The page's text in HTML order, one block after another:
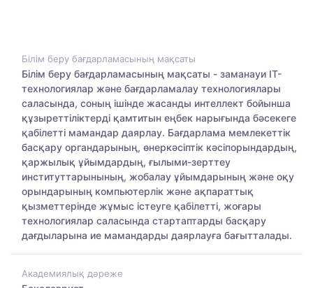
Білім беру бағдарламасының мақсаты
Білім беру бағдарламасының мақсаты - заманауи IT-
технологиялар және бағдарламалау технологиялары
саласында, соның ішінде жасанды интеллект бойынша
құзыреттіліктерді қамтитын еңбек нарығында бәсекеге
қабілетті мамандар даярлау. Бағдарлама мемлекеттік
басқару органдарының, өнеркәсіптік кәсіпорындардың,
қаржылық ұйымдардың, ғылыми-зерттеу
институттарынының, жобалау ұйымдарының және оқу
орындарының компьютерлік және ақпараттық
қызметтерінде жұмыс істеуге қабілетті, жоғары
технологиялар саласында стартаптарды басқару
дағдыларына ие мамандарды даярлауға бағытталады.
Академиялық дәреже